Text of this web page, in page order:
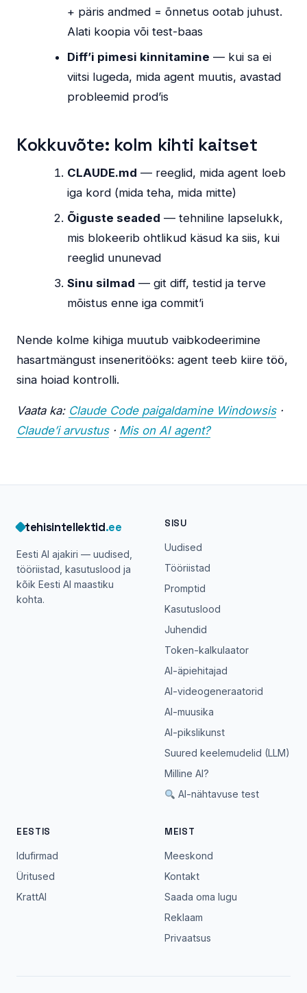
+ päris andmed = õnnetus ootab juhust.
Alati koopia või test-baas
Diff’i pimesi kinnitamine — kui sa ei
viitsi lugeda, mida agent muutis, avastad
probleemid prod’is
Kokkuvõte: kolm kihti kaitset
CLAUDE.md — reeglid, mida agent loeb
iga kord (mida teha, mida mitte)
Õiguste seaded — tehniline lapselukk,
mis blokeerib ohtlikud käsud ka siis, kui
reeglid ununevad
Sinu silmad — git diff, testid ja terve
mõistus enne iga commit’i
Nende kolme kihiga muutub vaibkodeerimine
hasartmängust inseneritööks: agent teeb kiire töö,
sina hoiad kontrolli.
Vaata ka: Claude Code paigaldamine Windowsis·
Claude’i arvustus· Mis on AI agent?
tehisintellektid.ee
Eesti AI ajakiri — uudised,
tööriistad, kasutuslood ja
kõik Eesti AI maastiku
kohta.
SISU
Uudised
Tööriistad
Promptid
Kasutuslood
Juhendid
Token-kalkulaator
AI-äpiehitajad
AI-videogeneraatorid
AI-muusika
AI-pikslikunst
Suured keelemudelid (LLM)
Milline AI?
AI-nähtavuse test
EESTIS
Idufirmad
Üritused
KrattAI
MEIST
Meeskond
Kontakt
Saada oma lugu
Reklaam
Privaatsus